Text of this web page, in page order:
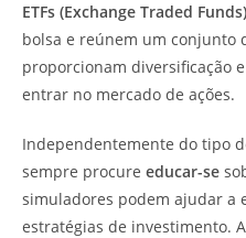
ETFs (Exchange Traded Funds)
bolsa e reúnem um conjunto
proporcionam diversificação
entrar no mercado de ações.
Independentemente do tipo
sempre procure educar-se
simuladores podem ajudar a
estratégias de investimento.